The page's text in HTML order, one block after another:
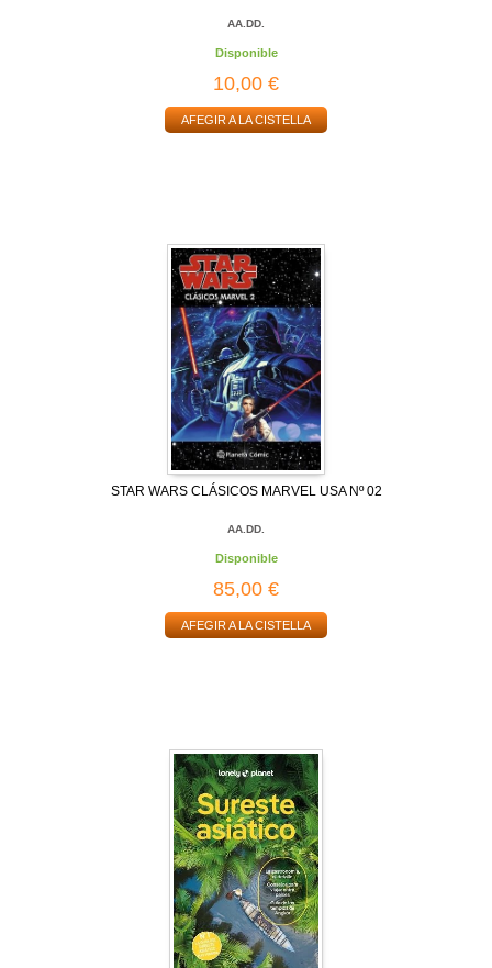
AA.DD.
Disponible
10,00 €
AFEGIR A LA CISTELLA
STAR WARS CLÁSICOS MARVEL USA Nº 02
AA.DD.
Disponible
85,00 €
AFEGIR A LA CISTELLA